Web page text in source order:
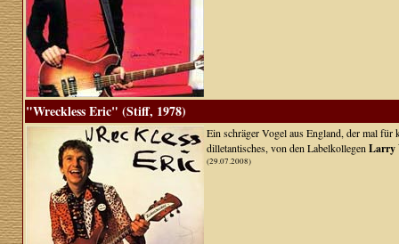
"Wreckless Eric" (Stiff, 1978)
Ein schräger Vogel aus England, der mal
dilletantisches, von den Labelkollegen Larry
(29.07.2008)